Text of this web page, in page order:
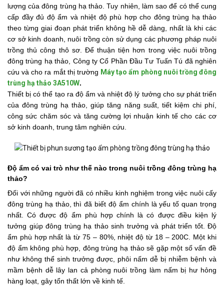
lượng của đông trùng hạ thảo. Tuy nhiên, làm sao để có thể cung
cấp đầy đủ độ ẩm và nhiệt độ phù hợp cho đông trùng hạ thảo
theo từng giai đoạn phát triển không hề dễ dàng, nhất là khi các
cơ sở kinh doanh, nuôi trồng còn sử dụng các phương pháp nuôi
trồng thủ công thô sơ. Để thuận tiện hơn trong việc nuôi trồng
đông trùng hạ thảo, Công ty Cổ Phần Đầu Tư Tuấn Tú đã nghiên
cứu và cho ra mắt thị trường Máy tạo ẩm phòng nuôi trồng đông
trùng hạ thảo 3A510W.
Thiết bị có thể tạo ra độ ẩm và nhiệt độ lý tưởng cho sự phát triển
của đông trùng hạ thảo, giúp tăng năng suất, tiết kiệm chi phí,
công sức chăm sóc và tăng cường lợi nhuận kinh tế cho các cơ
sở kinh doanh, trung tâm nghiên cứu.
Độ ẩm có vai trò như thế nào trong nuôi trồng đông trùng hạ
thảo?
Đối với những người đã có nhiều kinh nghiệm trong việc nuôi cấy
đông trùng hạ thảo, thì đã biết độ ẩm chính là yếu tố quan trọng
nhất. Có được độ ẩm phù hợp chính là có được điều kiện lý
tưởng giúp đông trùng hạ thảo sinh trưởng và phát triển tốt. Độ
ẩm phù hợp nhất là từ 75 – 80%, nhiệt độ từ 18 – 200C. Một khi
độ ẩm không phù hợp, đông trùng hạ thảo sẽ gặp một số vấn đề
như không thể sinh trưởng được, phôi nấm dễ bị nhiễm bệnh và
mầm bệnh dễ lây lan cả phòng nuôi trồng làm nấm bị hư hỏng
hàng loạt, gây tổn thất lớn về kinh tế.